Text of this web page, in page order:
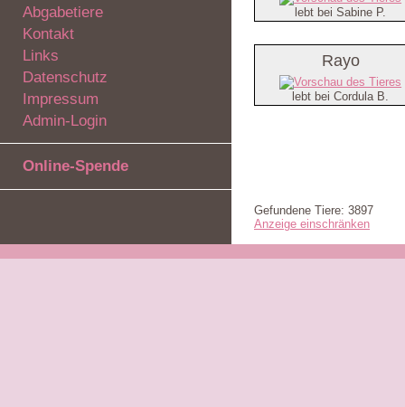
Abgabetiere
Kontakt
Links
Datenschutz
Impressum
Admin-Login
Online-Spende
lebt bei Sabine P.
Rayo
lebt bei Cordula B.
Gefundene Tiere: 3897
Anzeige einschränken